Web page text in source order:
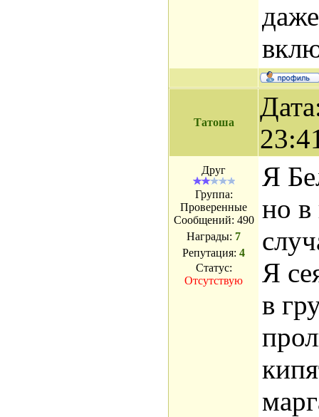
Татоша
Друг
Группа:
Проверенные
Сообщений: 490
Награды: 7
Репутация: 4
Статус:
Отсутствую
Я
но
Я
в